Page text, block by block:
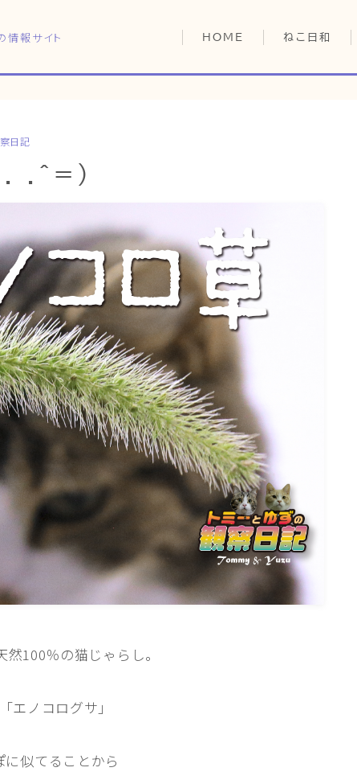
情報サイト HOME ねこ日和
どっちがいい？
ねこ日和
どっちがいい？
猫暮らしの平均
猫のなぜ？
ゆずとシンバの日常
ねこの部屋
猫の健康・ケア関連
猫の行動学・不思議な習性
猫と人間の共生・社会問題
猫の雑学・トリビア
猫との暮らし・生活設計
猫の可愛さ発見シリーズ
猫と暮らす快適環境づくり
猫と暮らすシニアライフ
健康管理（病気・ケア・病院情報）
み方）
日記
.^=)
100％の猫じゃらし。
エノコログサ」
似てることから